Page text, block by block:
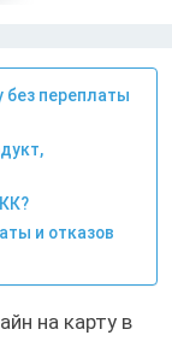
переплаты
и отказов
на карту в